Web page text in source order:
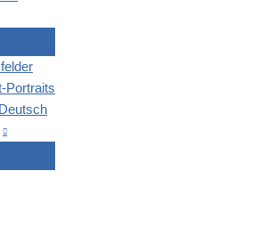
Por­­traits